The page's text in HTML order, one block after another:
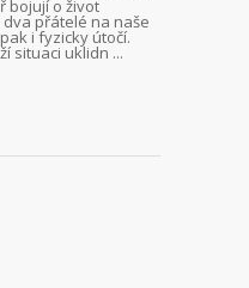
bojují o život
dva přátelé na naše
i fyzicky útočí.
situaci uklidn ...